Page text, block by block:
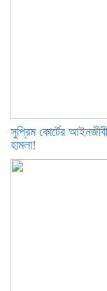
সুপ্রিম কোর্টের
হামলা!